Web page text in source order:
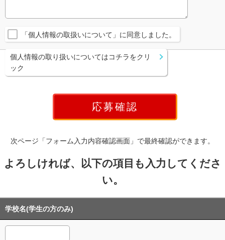
「個人情報の取扱いについて」に同意しました。
個人情報の取り扱いについてはコチラをクリ
ック
次ページ「フォーム入力内容確認画面」で最終確認ができます。
よろしければ、以下の項目も入力してくださ
い。
学校名(学生の方のみ)